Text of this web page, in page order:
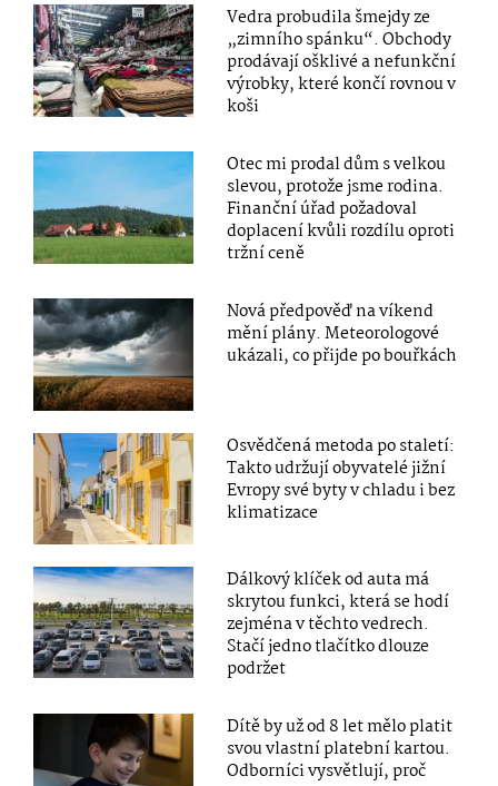
Vedra probudila šmejdy ze
„zimního spánku“. Obchody
prodávají ošklivé a nefunkční
výrobky, které končí rovnou v
koši
Otec mi prodal dům s velkou
slevou, protože jsme rodina.
Finanční úřad požadoval
doplacení kvůli rozdílu oproti
tržní ceně
Nová předpověď na víkend
mění plány. Meteorologové
ukázali, co přijde po bouřkách
Osvědčená metoda po staletí:
Takto udržují obyvatelé jižní
Evropy své byty v chladu i bez
klimatizace
Dálkový klíček od auta má
skrytou funkci, která se hodí
zejména v těchto vedrech.
Stačí jedno tlačítko dlouze
podržet
Dítě by už od 8 let mělo platit
svou vlastní platební kartou.
Odborníci vysvětlují, proč